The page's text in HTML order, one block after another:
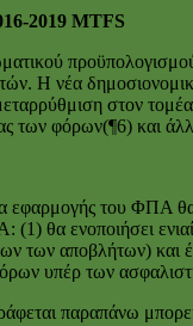
2019 MTFS
Η νέα
στον
των φόρων(¶6) και
του ΦΠΑ θα
θα ενοποιήσει
των αποβλήτων) και
υπέρ των
παραπάνω